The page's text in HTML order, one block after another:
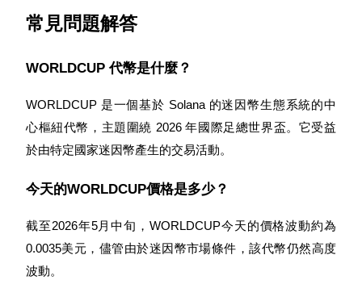
常見問題解答
WORLDCUP 代幣是什麼？
WORLDCUP 是一個基於 Solana 的迷因幣生態系統的中
心樞紐代幣，主題圍繞 2026 年國際足總世界盃。它受益
於由特定國家迷因幣產生的交易活動。
今天的WORLDCUP價格是多少？
截至2026年5月中旬，WORLDCUP今天的價格波動約為
0.0035美元，儘管由於迷因幣市場條件，該代幣仍然高度
波動。